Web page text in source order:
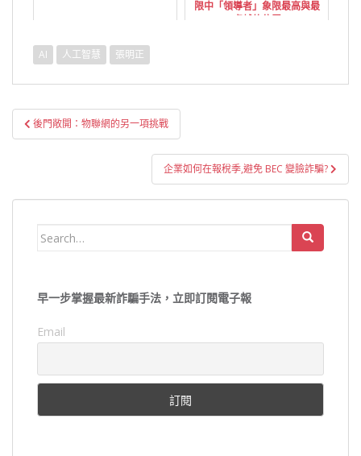
限中「領導者」象限最高與最
卓越的位置
AI 人工智慧 張明正
文
章
後門敞開：物聯網的另一項挑戰
企業如何在報稅季,避免 BEC 變臉詐騙?
Search
早一步掌握最新詐騙手法，立即訂閱電子報
Email